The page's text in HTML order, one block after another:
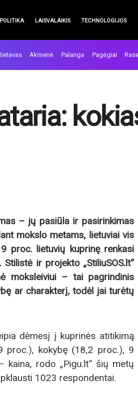
POLITIKA LAISVALAIKIS TECHNOLOGIJOS
Akmenė Palanga Pagėgiai
– jų pasiūla ir pasirinkimas
mokslo metams, lietuviai vis
proc. lietuvių kuprinę renkasi
ir projekto „StiliuSOS.lt“
moksleiviui – tai pagrindinis
ar charakterį, todėl jai turėtų
dėmesį į kuprinės atitikimą
proc.), kokybę (18,2 proc.), 9
rodo „Pigu.lt“ šių metų
1023 respondentai.